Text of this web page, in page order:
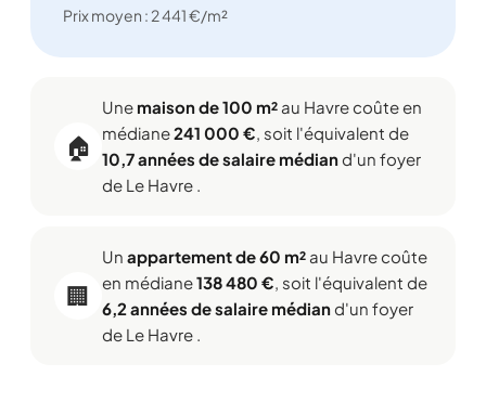
Prix moyen : 2 441 €/m²
🏠
Une maison de 100 m² au Havre coûte en
médiane241 000 €, soit l'équivalent de
10,7 années de salaire médiand'un foyer
de Le Havre .
🏢
Un appartement de 60 m² au Havre coûte
en médiane138 480 €, soit l'équivalent de
6,2 années de salaire médiand'un foyer
de Le Havre .